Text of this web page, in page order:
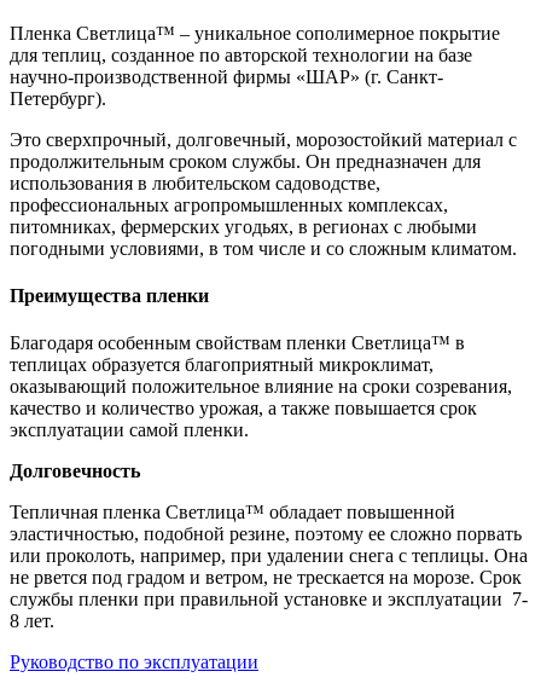
Пленка Светлица™ – уникальное сополимерное покрытие
для теплиц, созданное по авторской технологии на базе
научно-производственной фирмы «ШАР» (г. Санкт-
Петербург).
Это сверхпрочный, долговечный, морозостойкий материал с
продолжительным сроком службы. Он предназначен для
использования в любительском садоводстве,
профессиональных агропромышленных комплексах,
питомниках, фермерских угодьях, в регионах с любыми
погодными условиями, в том числе и со сложным климатом.
Преимущества пленки
Благодаря особенным свойствам пленки Светлица™ в
теплицах образуется благоприятный микроклимат,
оказывающий положительное влияние на сроки созревания,
качество и количество урожая, а также повышается срок
эксплуатации самой пленки.
Долговечность
Тепличная пленка Светлица™ обладает повышенной
эластичностью, подобной резине, поэтому ее сложно порвать
или проколоть, например, при удалении снега с теплицы. Она
не рвется под градом и ветром, не трескается на морозе. Срок
службы пленки при правильной установке и эксплуатации 7-
8 лет.
Руководство по эксплуатации